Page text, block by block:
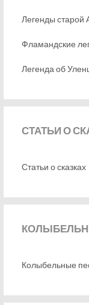
Легенды старой
Фламандские
Легенда об
СТАТЬИО
Статьи о сказках
Колыбельные